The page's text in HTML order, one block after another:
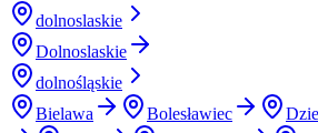
dolnoslaskie
Dolnoslaskie
dolnośląskie
Bielawa
Bolesławiec